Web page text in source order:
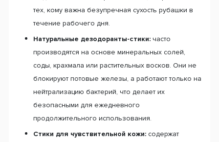
тех, кому важна безупречная сухость рубашки в
течение рабочего дня.
Натуральные дезодоранты-стики: часто
производятся на основе минеральных солей,
соды, крахмала или растительных восков. Они не
блокируют потовые железы, а работают только на
нейтрализацию бактерий, что делает их
безопасными для ежедневного
продолжительного использования.
Стики для чувствительной кожи: содержат